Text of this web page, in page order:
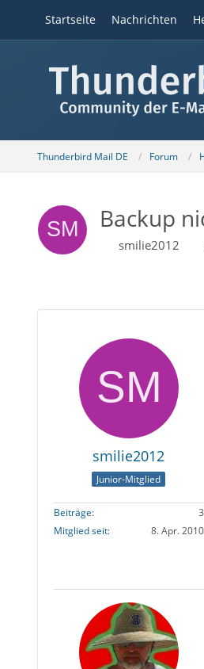
Startseite Nachrichten
Thunderbird Mail DE Forum
Backup
smilie2012
smilie2012
Junior-Mitglied
Beiträge
3
Mitglied seit
8. Apr. 2010